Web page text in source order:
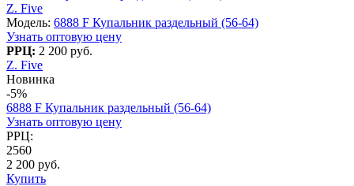
Z. Five
Модель: 6888 F Купальник раздельный (56-64)
Узнать оптовую цену
РРЦ: 2 200 руб.
Z. Five
Новинка
-5%
6888 F Купальник раздельный (56-64)
Узнать оптовую цену
РРЦ:
2560
2 200 руб.
Купить